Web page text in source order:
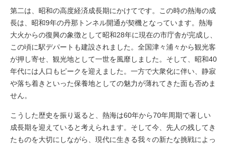
第二は、昭和の高度経済成長期にかけてです。この時の熱海の成
長は、昭和9年の丹那トンネル開通が契機となっています。熱海
大火からの復興の象徴として昭和28年に現在の市庁舎が完成し、
この頃に駅デパートも建設されました。全国津々浦々から観光客
が押し寄せ、観光地として一世を風靡しました。そして、昭和40
年代には人口もピークを迎えました。一方で大衆化に伴い、静寂
や落ち着きといった保養地としての魅力が薄れてきた面も否めま
せん。
こうした歴史を振り返ると、熱海は60年から70年周期で著しい
成長期を迎えていると考えられます。そして今、先人の残してき
たものを大切にしながら、現代に生きる我々の新たな挑戦によっ